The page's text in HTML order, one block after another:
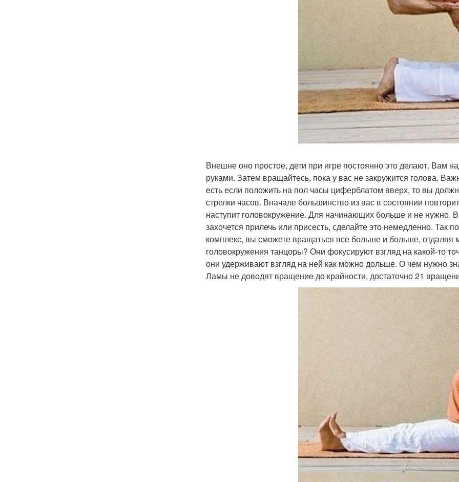
Внешне оно простое, дети при игре постоянно это делают. Вам
руками. Затем вращайтесь, пока у вас не закружится голова.
есть если положить на пол часы циферблатом вверх, то вы
стрелки часов. Вначале большинство из вас в состоянии
наступит головокружение. Для начинающих больше и не нужно.
захочется прилечь или присесть, сделайте это немедленно. Так
комплекс, вы сможете вращаться все больше и больше, отдаляя
головокружения танцоры? Они фокусируют взгляд на какой-то
они удерживают взгляд на ней как можно дольше. О чем нужно
Ламы не доводят вращение до крайности, достаточно 21